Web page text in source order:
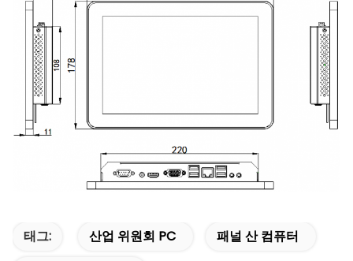
태그: 산업 위원회 PC
패널 산 컴퓨터